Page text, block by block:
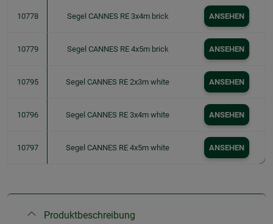
10778 Segel CANNES RE 3x4m brick ANSEHEN
10779 Segel CANNES RE 4x5m brick ANSEHEN
10795 Segel CANNES RE 2x3m white ANSEHEN
10796 Segel CANNES RE 3x4m white ANSEHEN
10797 Segel CANNES RE 4x5m white ANSEHEN
Produktbeschreibung